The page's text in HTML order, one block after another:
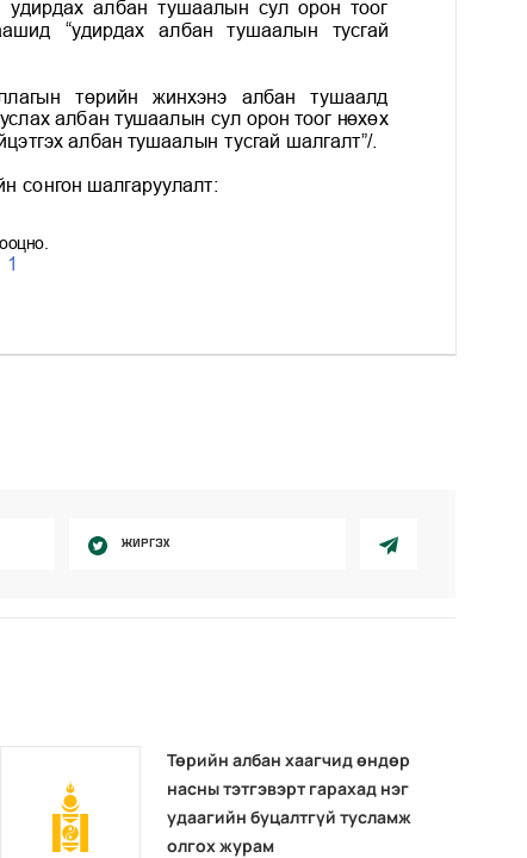
ЖИРГЭХ
Төрийн албан хаагчид өндөр
насны тэтгэвэрт гарахад нэг
удаагийн буцалтгүй тусламж
олгох журам